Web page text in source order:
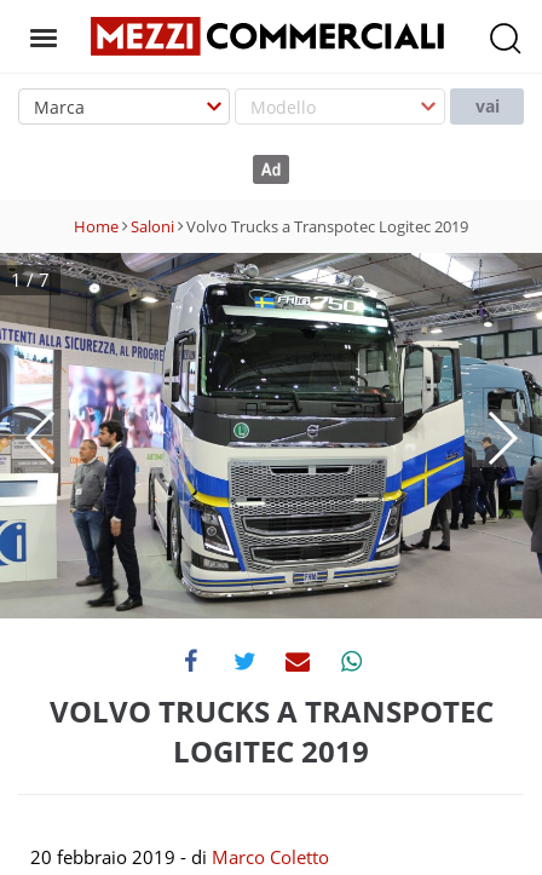
T
g
a
i
g
a
t
i
o
vai
Home Saloni Volvo Trucks a Transpotec Logitec 2019
1/7
VOLVO TRUCKS A TRANSPOTEC
LOGITEC 2019
20 febbraio 2019 - di Marco Coletto